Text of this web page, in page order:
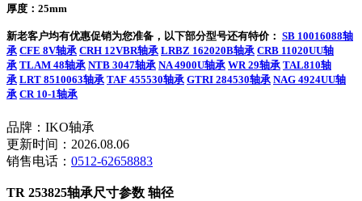
厚度：25mm
新老客户均有优惠促销为您准备，以下部分型号还有特价： SB 10016088轴
承 CFE 8V轴承 CRH 12VBR轴承 LRBZ 162020B轴承 CRB 11020UU轴
承 TLAM 48轴承 NTB 3047轴承 NA 4900U轴承 WR 29轴承 TAL810轴
承 LRT 8510063轴承 TAF 455530轴承 GTRI 284530轴承 NAG 4924UU轴
承 CR 10-1轴承
品牌：IKO轴承
更新时间：2026.08.06
销售电话： 0512-62658883
TR 253825轴承尺寸参数 轴径